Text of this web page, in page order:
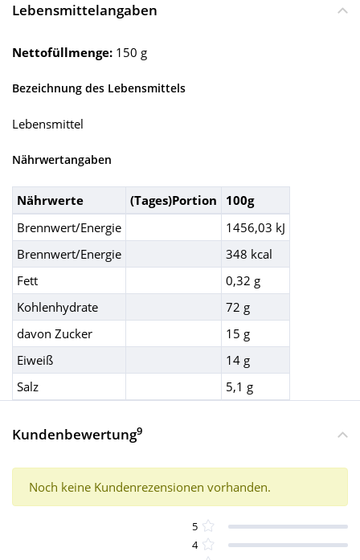
Lebensmittelangaben
Nettofüllmenge: 150 g
Bezeichnung des Lebensmittels
Lebensmittel
Nährwertangaben
Nährwerte (Tages)Portion
100g
Brennwert/Energie
1456,03 kJ
Brennwert/Energie
348 kcal
Fett
0,32 g
Kohlenhydrate
72 g
davon Zucker
15 g
Eiweiß
14 g
Salz
5,1 g
Kundenbewertung9
Noch keine Kundenrezensionen vorhanden.
5
4